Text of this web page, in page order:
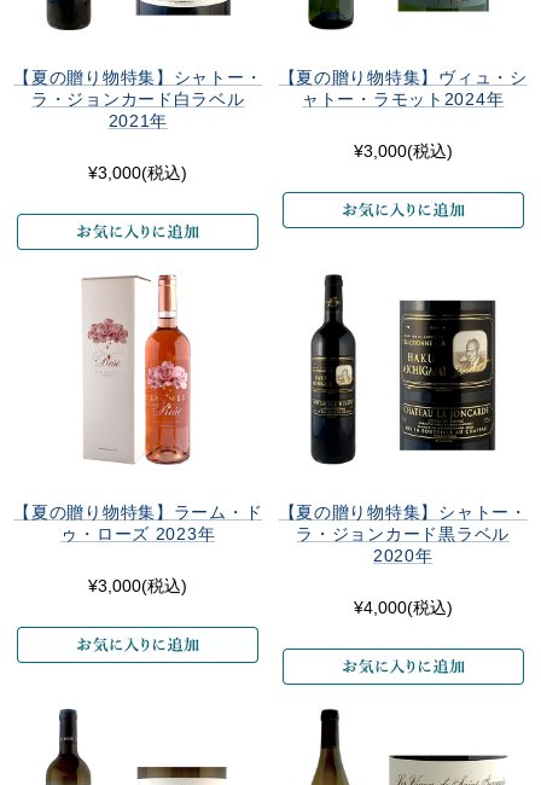
【夏の贈り物特集】シャトー・
ラ・ジョンカード白ラベル
2021年
¥3,000(税込)
【夏の贈り物特集】ヴィュ・シ
ャトー・ラモット2024年
¥3,000(税込)
【夏の贈り物特集】ラーム・ド
ゥ・ローズ 2023年
¥3,000(税込)
【夏の贈り物特集】シャトー・
ラ・ジョンカード黒ラベル
2020年
¥4,000(税込)